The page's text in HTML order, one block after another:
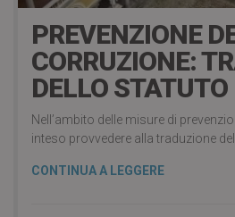
PREVENZIONE
CORRUZIONE:
DELLO
Nell’ambito delle misure di
inteso provvedere alla traduzione
CONTINUA A LEGGERE